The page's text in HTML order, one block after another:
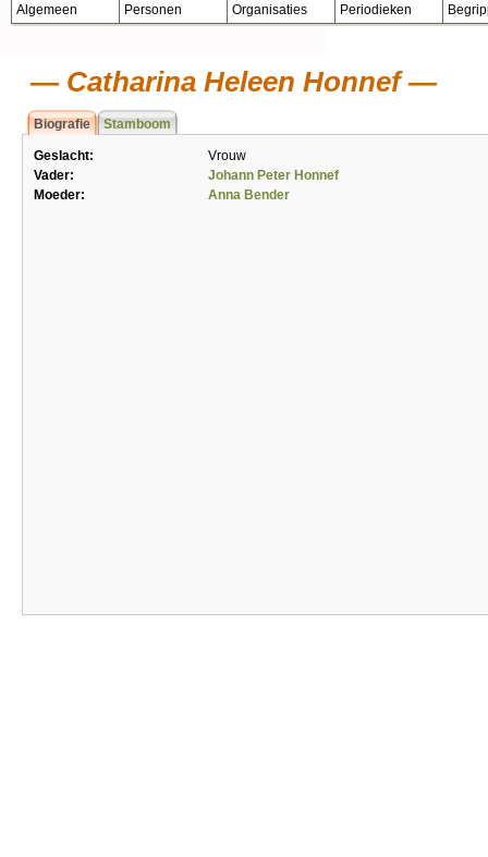
Algemeen Personen Organisaties Periodieken
Catharina Heleen Honnef
Biografie Stamboom
Geslacht:
Vrouw
Vader:
Johann Peter Honnef
Moeder:
Anna Bender